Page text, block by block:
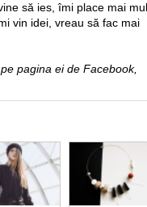
să ies, îmi place mai
vin idei, vreau să fac mai
pagina ei de Facebook,